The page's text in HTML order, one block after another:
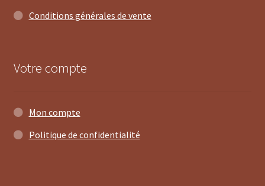
Conditions générales de vente
Votre compte
Mon compte
Politique de confidentialité